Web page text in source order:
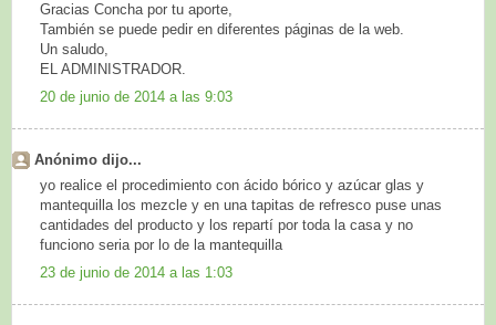
Gracias Concha por tu aporte,
También se puede pedir en diferentes páginas de la web.
Un saludo,
EL ADMINISTRADOR.
20 de junio de 2014 a las 9:03
Anónimo dijo...
yo realice el procedimiento con ácido bórico y azúcar glas y
mantequilla los mezcle y en una tapitas de refresco puse unas
cantidades del producto y los repartí por toda la casa y no
funciono seria por lo de la mantequilla
23 de junio de 2014 a las 1:03